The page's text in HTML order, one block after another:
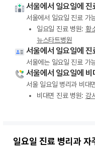
서울에서 일요일에
서울에서 일요일 진료 가
일요일 진료 병원: 황
뉴스타트병원
서울에서 일요일에
서울에는 일요일 진료 가
서울에서 일요일에
서울 일요일 병리과 비대
비대면 진료 병원: 강
일요일 진료 병리과 자